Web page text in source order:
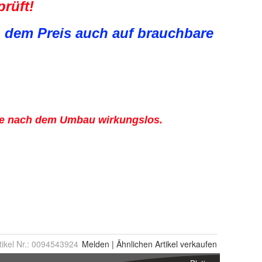
Nr.: 0094543924 Melden | Ähnlichen Artikel verkaufen